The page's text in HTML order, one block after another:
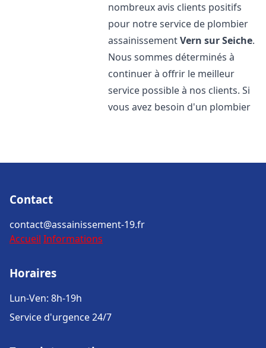
nombreux avis clients positifs
pour notre service de plombier
assainissementVern sur Seiche.
Nous sommes déterminés à
continuer à offrir le meilleur
service possible à nos clients. Si
vous avez besoin d'un plombier
Contact
contact@assainissement-19.fr
Accueil Informations
Horaires
Lun-Ven: 8h-19h
Service d'urgence 24/7